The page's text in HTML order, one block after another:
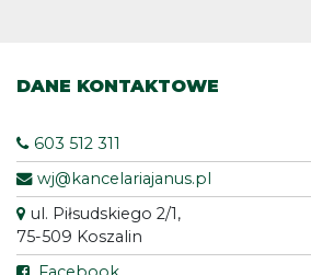
DANE KONTAKTOWE
603 512 311
wj@kancelariajanus.pl
ul. Piłsudskiego 2/1,
75-509 Koszalin